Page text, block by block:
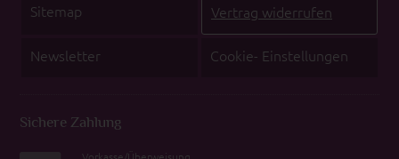
Sitemap Vertrag widerrufen
Newsletter Cookie- Einstellungen
Sichere Zahlung